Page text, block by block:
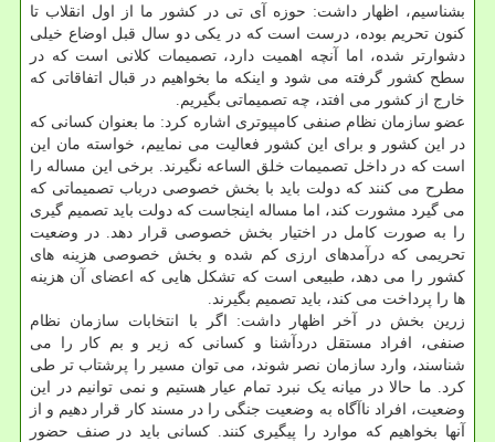
بشناسیم، اظهار داشت: حوزه آی تی در کشور ما از اول انقلاب تا
کنون تحریم بوده، درست است که در یکی دو سال قبل اوضاع خیلی
دشوارتر شده، اما آنچه اهمیت دارد، تصمیمات کلانی است که در
سطح کشور گرفته می شود و اینکه ما بخواهیم در قبال اتفاقاتی که
خارج از کشور می افتد، چه تصمیماتی بگیریم.
عضو سازمان نظام صنفی کامپیوتری اشاره کرد: ما بعنوان کسانی که
در این کشور و برای این کشور فعالیت می نماییم، خواسته مان این
است که در داخل تصمیمات خلق الساعه نگیرند. برخی این مساله را
مطرح می کنند که دولت باید با بخش خصوصی درباب تصمیماتی که
می گیرد مشورت کند، اما مساله اینجاست که دولت باید تصمیم گیری
را به صورت کامل در اختیار بخش خصوصی قرار دهد. در وضعیت
تحریمی که درآمدهای ارزی کم شده و بخش خصوصی هزینه های
کشور را می دهد، طبیعی است که تشکل هایی که اعضای آن هزینه
ها را پرداخت می کند، باید تصمیم بگیرند.
زرین بخش در آخر اظهار داشت: اگر با انتخابات سازمان نظام
صنفی، افراد مستقل دردآشنا و کسانی که زیر و بم کار را می
شناسند، وارد سازمان نصر شوند، می توان مسیر را پرشتاب تر طی
کرد. ما حالا در میانه یک نبرد تمام عیار هستیم و نمی توانیم در این
وضعیت، افراد ناآگاه به وضعیت جنگی را در مسند کار قرار دهیم و از
آنها بخواهیم که موارد را پیگیری کنند. کسانی باید در صنف حضور